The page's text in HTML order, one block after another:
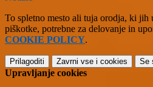
To spletno mesto ali tuja orodja, ki jih
piškotke, potrebne za delovanje in
COOKIE POLICY.
Prilagoditi Zavrni vse i cookies Se
Upravljanje cookies